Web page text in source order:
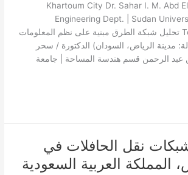
Khartoum City Dr. Sahar I. M. Abd
Engineering Dept. | Sudan
Technology | Sudan تحليل شبكة الطرق مبنية على نظم المعلومات
مدينة الرياض، السودان) الدكتورة / سحر
عبد الرحمن قسم هندسة المساحة | جامعة
نقل الحافلات في
المملكة العربية السعودية